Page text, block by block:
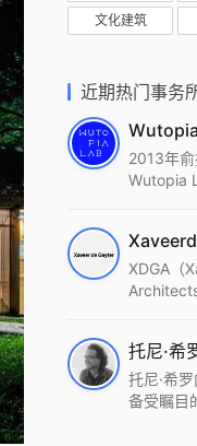
文化建筑
近期热门事务
2013年
Wutopia
统这种新
和生活性
工具，从
2022
A+ Firm
Mention
XDGA（
进的设计
化的作品
Bigmat奖
托尼·希
备受瞩目